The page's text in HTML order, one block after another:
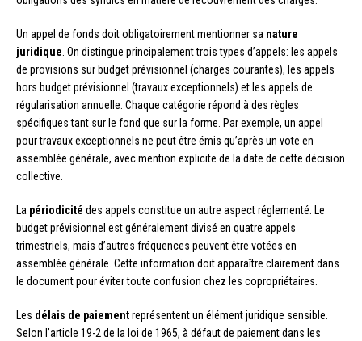
Un appel de fonds doit obligatoirement mentionner sa nature
juridique. On distingue principalement trois types d’appels: les appels
de provisions sur budget prévisionnel (charges courantes), les appels
hors budget prévisionnel (travaux exceptionnels) et les appels de
régularisation annuelle. Chaque catégorie répond à des règles
spécifiques tant sur le fond que sur la forme. Par exemple, un appel
pour travaux exceptionnels ne peut être émis qu’après un vote en
assemblée générale, avec mention explicite de la date de cette décision
collective.
La périodicité des appels constitue un autre aspect réglementé. Le
budget prévisionnel est généralement divisé en quatre appels
trimestriels, mais d’autres fréquences peuvent être votées en
assemblée générale. Cette information doit apparaître clairement dans
le document pour éviter toute confusion chez les copropriétaires.
Les délais de paiementreprésentent un élément juridique sensible.
Selon l’article 19-2 de la loi de 1965, à défaut de paiement dans les